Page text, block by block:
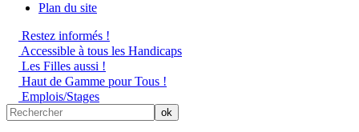
Plan du site
Restez informés !
Accessible à tous les Handicaps
Les Filles aussi !
Haut de Gamme pour Tous !
Emplois/Stages